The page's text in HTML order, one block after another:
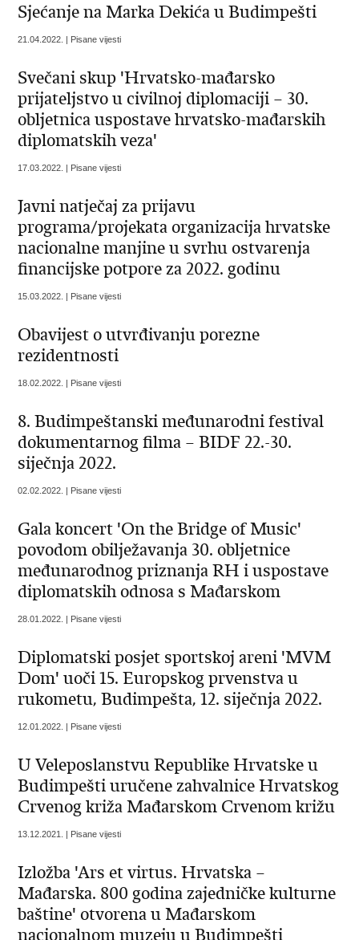
Sjećanje na Marka Dekića u Budimpešti
21.04.2022. | Pisane vijesti
Svečani skup 'Hrvatsko-mađarsko
prijateljstvo u civilnoj diplomaciji – 30.
obljetnica uspostave hrvatsko-mađarskih
diplomatskih veza'
17.03.2022. | Pisane vijesti
Javni natječaj za prijavu
programa/projekata organizacija hrvatske
nacionalne manjine u svrhu ostvarenja
financijske potpore za 2022. godinu
15.03.2022. | Pisane vijesti
Obavijest o utvrđivanju porezne
rezidentnosti
18.02.2022. | Pisane vijesti
8. Budimpeštanski međunarodni festival
dokumentarnog filma – BIDF 22.-30.
siječnja 2022.
02.02.2022. | Pisane vijesti
Gala koncert 'On the Bridge of Music'
povodom obilježavanja 30. obljetnice
međunarodnog priznanja RH i uspostave
diplomatskih odnosa s Mađarskom
28.01.2022. | Pisane vijesti
Diplomatski posjet sportskoj areni 'MVM
Dom' uoči 15. Europskog prvenstva u
rukometu, Budimpešta, 12. siječnja 2022.
12.01.2022. | Pisane vijesti
U Veleposlanstvu Republike Hrvatske u
Budimpešti uručene zahvalnice Hrvatskog
Crvenog križa Mađarskom Crvenom križu
13.12.2021. | Pisane vijesti
Izložba 'Ars et virtus. Hrvatska –
Mađarska. 800 godina zajedničke kulturne
baštine' otvorena u Mađarskom
nacionalnom muzeju u Budimpešti